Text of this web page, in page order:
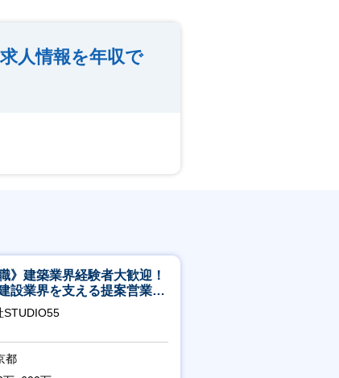
人情報を年収で
》建築業界経験者大歓迎！
設業界を支える提案営業職
日◎フレックス
STUDIO55
都